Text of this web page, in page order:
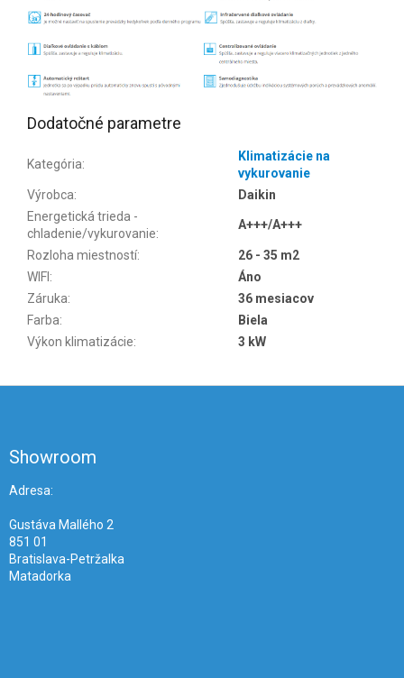
Dodatočné parametre
Kategória:
Klimatizácie na
vykurovanie
Výrobca:
Daikin
Energetická trieda -
chladenie/vykurovanie:
A+++/A+++
Rozloha miestností:
26 - 35 m2
WIFI :
Áno
Záruka:
36 mesiacov
Farba:
Biela
Výkon klimatizácie: 3 kW
Showroom
Adresa:
Gustáva Mallého 2
851 01
Bratislava-Petržalka
Matadorka